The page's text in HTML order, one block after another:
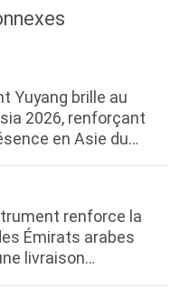
Yuyang brille au
2026, renforçant
en Asie du
renforce la
Émirats arabes
livraison